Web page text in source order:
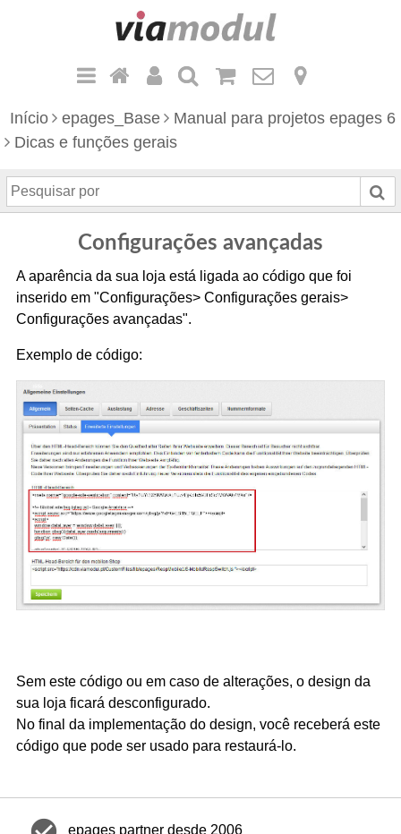
Início epages_Base Manual para projetos epages 6
Dicas e funções gerais
P
e
Configurações avançadas
A aparência da sua loja está ligada ao código que foi
inserido em "Configurações> Configurações gerais>
Configurações avançadas".
Exemplo de código:
Sem este código ou em caso de alterações, o design da
sua loja ficará desconfigurado.
No final da implementação do design, você receberá este
código que pode ser usado para restaurá-lo.
epages partner desde 2006